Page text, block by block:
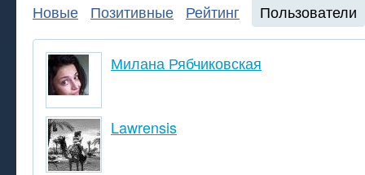
Новые Позитивные Рейтинг Пользователи
Милана Рябчиковская
Lawrensis